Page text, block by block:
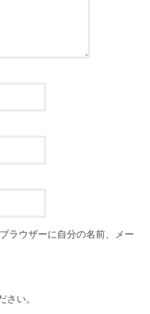
ラウザーに自分の名前、メー
さい。